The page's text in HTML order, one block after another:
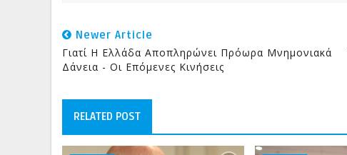
Newer Article
Γιατί Η Ελλάδα Αποπληρώνει Πρόωρα Μνημονιακά
Δάνεια - Οι Επόμενες Κινήσεις
RELATED POST